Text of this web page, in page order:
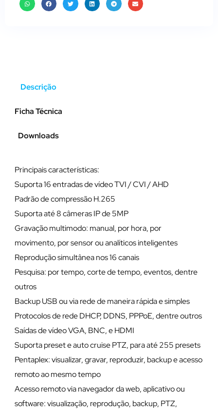
Descrição
Ficha Técnica
Downloads
Principais características:
Suporta 16 entradas de vídeo TVI / CVI / AHD
Padrão de compressão H.265
Suporta até 8 câmeras IP de 5MP
Gravação multimodo: manual, por hora, por
movimento, por sensor ou analíticos inteligentes
Reprodução simultânea nos 16 canais
Pesquisa: por tempo, corte de tempo, eventos, dentre
outros
Backup USB ou via rede de maneira rápida e simples
Protocolos de rede DHCP, DDNS, PPPoE, dentre outros
Saídas de vídeo VGA, BNC, e HDMI
Suporta preset e auto cruise PTZ, para até 255 presets
Pentaplex: visualizar, gravar, reproduzir, backup e acesso
remoto ao mesmo tempo
Acesso remoto via navegador da web, aplicativo ou
software: visualização, reprodução, backup, PTZ,